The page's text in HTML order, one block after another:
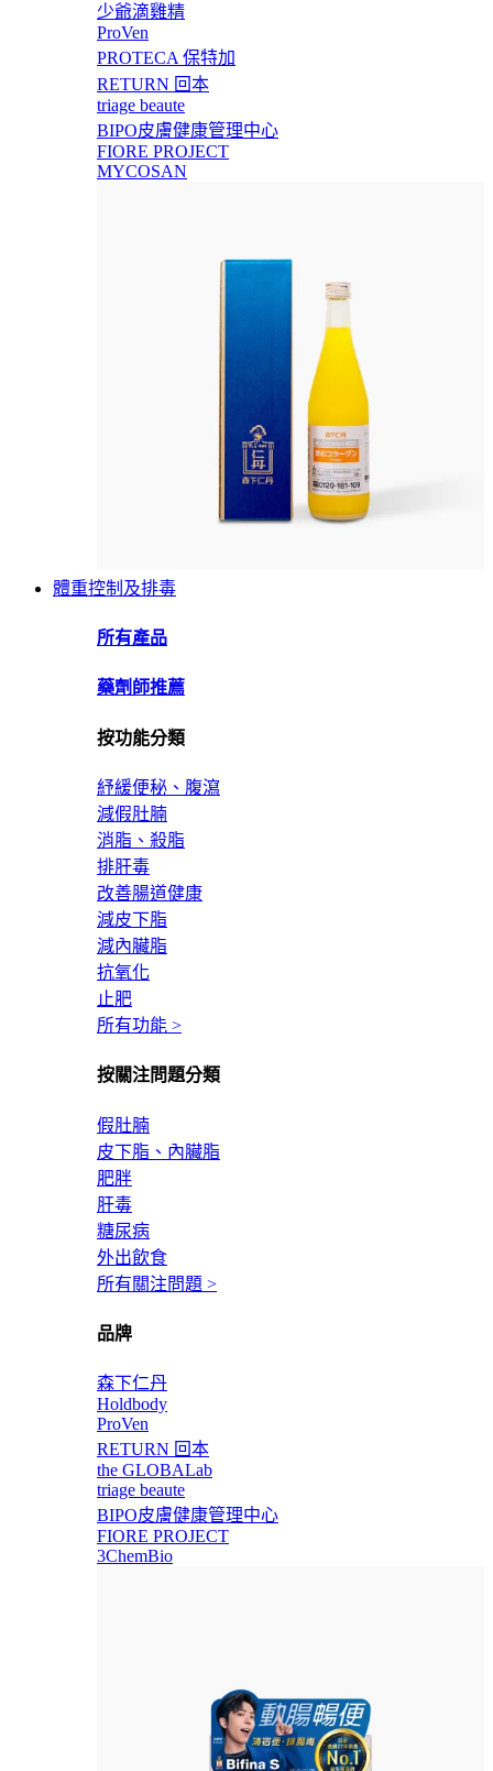
少爺滴雞精
ProVen
PROTECA 保特加
RETURN 回本
triage beaute
BIPO皮膚健康管理中心
FIORE PROJECT
MYCOSAN
體重控制及排毒
所有產品
藥劑師推薦
按功能分類
紓緩便秘、腹瀉
減假肚腩
消脂、殺脂
排肝毒
改善腸道健康
減皮下脂
減內臟脂
抗氧化
止肥
所有功能 >
按關注問題分類
假肚腩
皮下脂、內臟脂
肥胖
肝毒
糖尿病
外出飲食
所有關注問題 >
品牌
森下仁丹
Holdbody
ProVen
RETURN 回本
the GLOBALab
triage beaute
BIPO皮膚健康管理中心
FIORE PROJECT
3ChemBio